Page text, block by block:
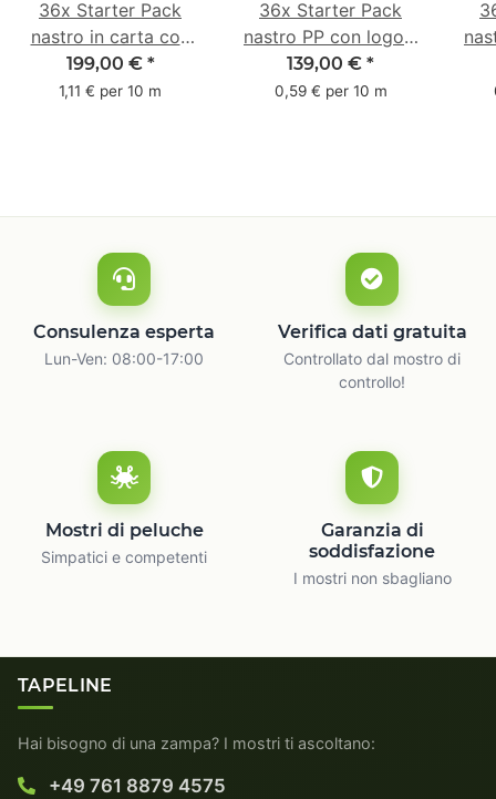
36x Starter Pack
nastro in carta con
logo - 1 colore - 50
mm x 50 m - caucciù
199,00 € *
1,11 € per 10 m
36x Starter Pack
nastro PP con logo -
1 colore - 48 mm x
66 m
139,00 € *
0,59 € per 10 m
Consulenza esperta
Lun-Ven: 08:00-17:00
Verifica dati gratuita
Controllato dal mostro di
controllo!
Mostri di peluche
Simpatici e competenti
Garanzia di
soddisfazione
I mostri non sbagliano
TAPELINE
Hai bisogno di una zampa? I mostri ti ascoltano:
+49 761 8879 4575